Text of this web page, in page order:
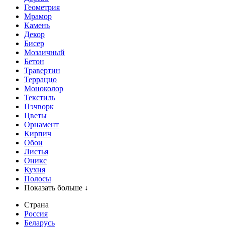
Геометрия
Мрамор
Камень
Декор
Бисер
Мозаичный
Бетон
Травертин
Терраццо
Моноколор
Текстиль
Пэчворк
Цветы
Орнамент
Кирпич
Обои
Листья
Оникс
Кухня
Полосы
Показать больше ↓
Страна
Россия
Беларусь